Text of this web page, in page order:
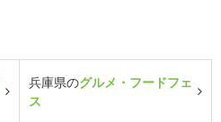
兵庫県のグルメ・フードフェ
ス